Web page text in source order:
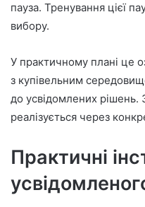
пауза. Тренування цієї
вибору.
У практичному плані це
з купівельним
до усвідомлених рішень.
реалізується через
Практичні